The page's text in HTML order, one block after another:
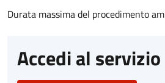
Durata massima del procedimento
Accedi al servizio